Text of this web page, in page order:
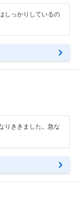
しっかりしているの
りききました。急な